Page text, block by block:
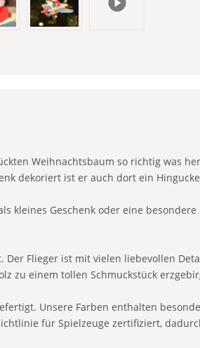
Weihnachtsbaum so richtig was
dekoriert ist er auch dort ein
kleines Geschenk oder eine
Flieger ist mit vielen liebevollen
zu einem tollen Schmuckstück
Unsere Farben enthalten
für Spielzeuge zertifiziert,